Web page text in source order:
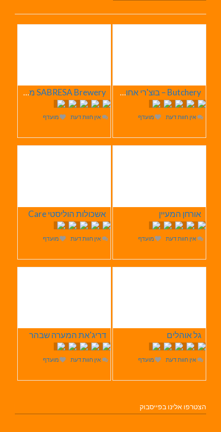
Butchery – בוצ'רי אחוזת הבשר
אין חוות דעת מועדף
SABRESA Brewery מבשלת שיכר | מבשלת בירה
אין חוות דעת מועדף
אורחן המעיין
אין חוות דעת מועדף
אשכולות הוליסטי Care
אין חוות דעת מועדף
גל אוהלים
אין חוות דעת מועדף
דריג'את המערה שבהר
אין חוות דעת מועדף
הצטרפו אלינו בפייסבוק